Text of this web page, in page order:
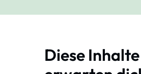
Diese Inhalte